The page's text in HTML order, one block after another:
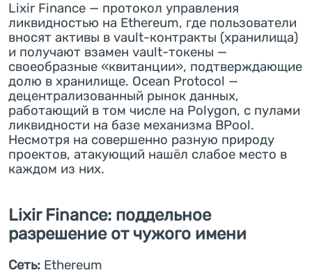
Lixir Finance — протокол управления
ликвидностью на Ethereum, где пользователи
вносят активы в vault-контракты (хранилища)
и получают взамен vault-токены —
своеобразные «квитанции», подтверждающие
долю в хранилище. Ocean Protocol —
децентрализованный рынок данных,
работающий в том числе на Polygon, с пулами
ликвидности на базе механизма BPool.
Несмотря на совершенно разную природу
проектов, атакующий нашёл слабое место в
каждом из них.
Lixir Finance: поддельное
разрешение от чужого имени
Сеть: Ethereum